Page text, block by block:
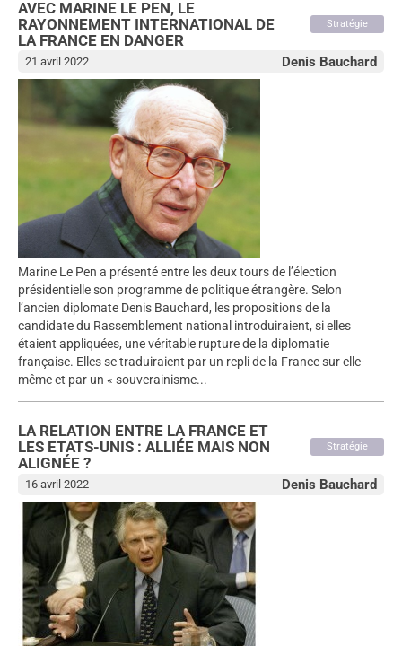
Stratégie
AVEC MARINE LE PEN, LE
RAYONNEMENT INTERNATIONAL DE
LA FRANCE EN DANGER
Denis Bauchard
21 avril 2022
Marine Le Pen a présenté entre les deux tours de l’élection
présidentielle son programme de politique étrangère. Selon
l’ancien diplomate Denis Bauchard, les propositions de la
candidate du Rassemblement national introduiraient, si elles
étaient appliquées, une véritable rupture de la diplomatie
française. Elles se traduiraient par un repli de la France sur elle-
même et par un « souverainisme...
Stratégie
LA RELATION ENTRE LA FRANCE ET
LES ETATS-UNIS : ALLIÉE MAIS NON
ALIGNÉE ?
Denis Bauchard
16 avril 2022